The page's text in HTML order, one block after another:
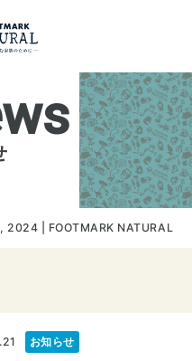
2024 | FOOTMARK NATURAL
お知らせ